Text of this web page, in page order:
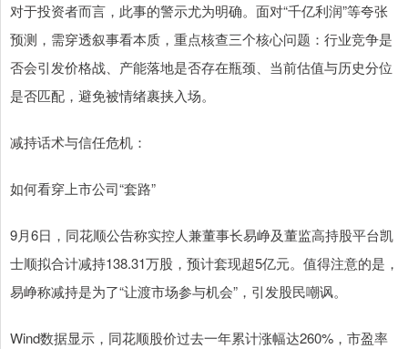
对于投资者而言，此事的警示尤为明确。面对“千亿利润”等夸张
预测，需穿透叙事看本质，重点核查三个核心问题：行业竞争是
否会引发价格战、产能落地是否存在瓶颈、当前估值与历史分位
是否匹配，避免被情绪裹挟入场。
减持话术与信任危机：
如何看穿上市公司“套路”
9月6日，同花顺公告称实控人兼董事长易峥及董监高持股平台凯
士顺拟合计减持138.31万股，预计套现超5亿元。值得注意的是，
易峥称减持是为了“让渡市场参与机会”，引发股民嘲讽。
Wind数据显示，同花顺股价过去一年累计涨幅达260%，市盈率